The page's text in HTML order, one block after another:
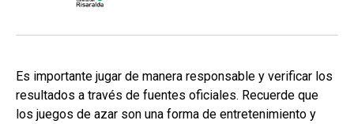
Es importante jugar de manera responsable y verificar los
resultados a través de fuentes oficiales. Recuerde que
los juegos de azar son una forma de entretenimiento y